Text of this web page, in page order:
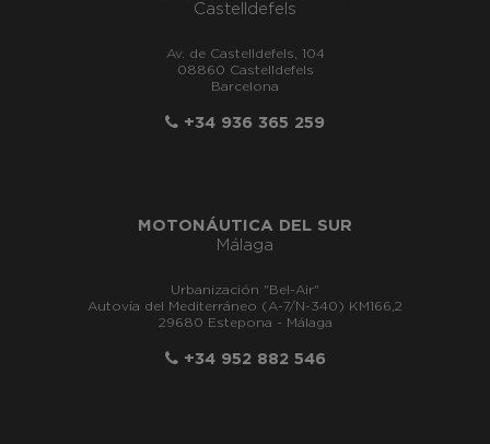
Castelldefels
Av. de Castelldefels, 104
08860 Castelldefels
Barcelona
+34 936 365 259
MOTONÁUTICA DEL SUR
Málaga
Urbanización "Bel-Air"
Autovía del Mediterráneo (A-7/N-340) KM166,2
29680 Estepona - Málaga
+34 952 882 546